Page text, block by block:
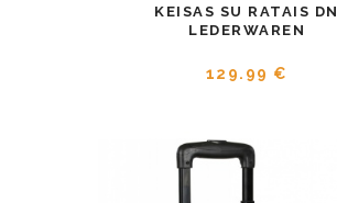
KEISAS SU RATAIS DN
LEDERWAREN
129.99 €